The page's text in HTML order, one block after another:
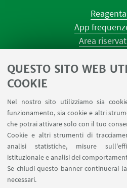
QUESTO SITO WEB
COOKIE
Nel nostro sito utilizziamo sia
funzionamento, sia cookie e altri
che potrai attivare solo con il tuo
Cookie e altri strumenti di
analisi statistiche, misure
istituzionale e analisi dei
Se chiudi questo banner continuerai
necessari.
App
Area
Prenotazione
Segnala un
SEGUI IL